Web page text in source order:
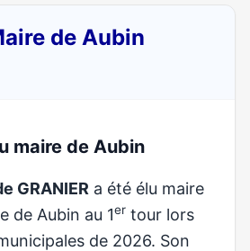
de Aubin
maire de Aubin
GRANIER a été élu maire
de Aubin au 1er tour lors
de 2026. Son